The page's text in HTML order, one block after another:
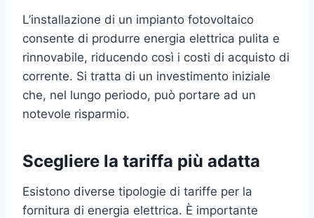
L’installazione di un impianto fotovoltaico
consente di produrre energia elettrica pulita e
rinnovabile, riducendo così i costi di acquisto di
corrente. Si tratta di un investimento iniziale
che, nel lungo periodo, può portare ad un
notevole risparmio.
Scegliere la tariffa più adatta
Esistono diverse tipologie di tariffe per la
fornitura di energia elettrica. È importante